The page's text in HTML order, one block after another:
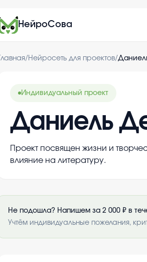
НейроСова
Главная/ Нейросеть для проектов/
Индивидуальный проект
Даниель
Проект посвящен жизни и
влияние на литературу.
Не подошла? Напишем за 2 000 ₽ в
Учтём индивидуальные пожелания,